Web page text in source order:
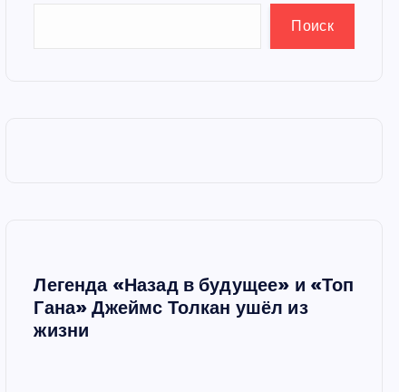
Поиск
Легенда «Назад в будущее» и «Топ
Гана» Джеймс Толкан ушёл из
жизни